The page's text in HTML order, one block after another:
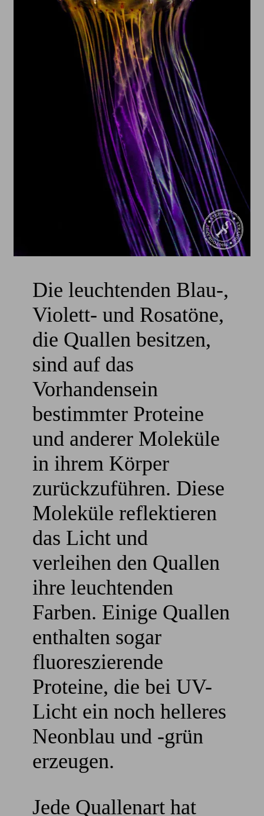
Die leuchtenden Blau-,
Violett- und Rosatöne,
die Quallen besitzen,
sind auf das
Vorhandensein
bestimmter Proteine
und anderer Moleküle
in ihrem Körper
zurückzuführen. Diese
Moleküle reflektieren
das Licht und
verleihen den Quallen
ihre leuchtenden
Farben. Einige Quallen
enthalten sogar
fluoreszierende
Proteine, die bei UV-
Licht ein noch helleres
Neonblau und -grün
erzeugen.
Jede Quallenart hat